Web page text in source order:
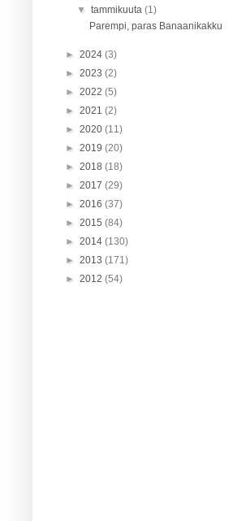
▼tammikuuta(1)
Parempi, paras Banaanikakku
► 2024 (3)
► 2023 (2)
► 2022 (5)
► 2021 (2)
► 2020 (11)
► 2019 (20)
► 2018 (18)
► 2017 (29)
► 2016 (37)
► 2015 (84)
► 2014 (130)
► 2013 (171)
► 2012 (54)